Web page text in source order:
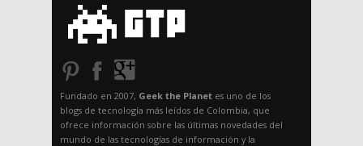
Fundado en 2007, Geek the Planet es uno de los
blogs de tecnología más leídos de Colombia, que
ofrece información sobre las últimas novedades del
mundo de las tecnologías de información y la